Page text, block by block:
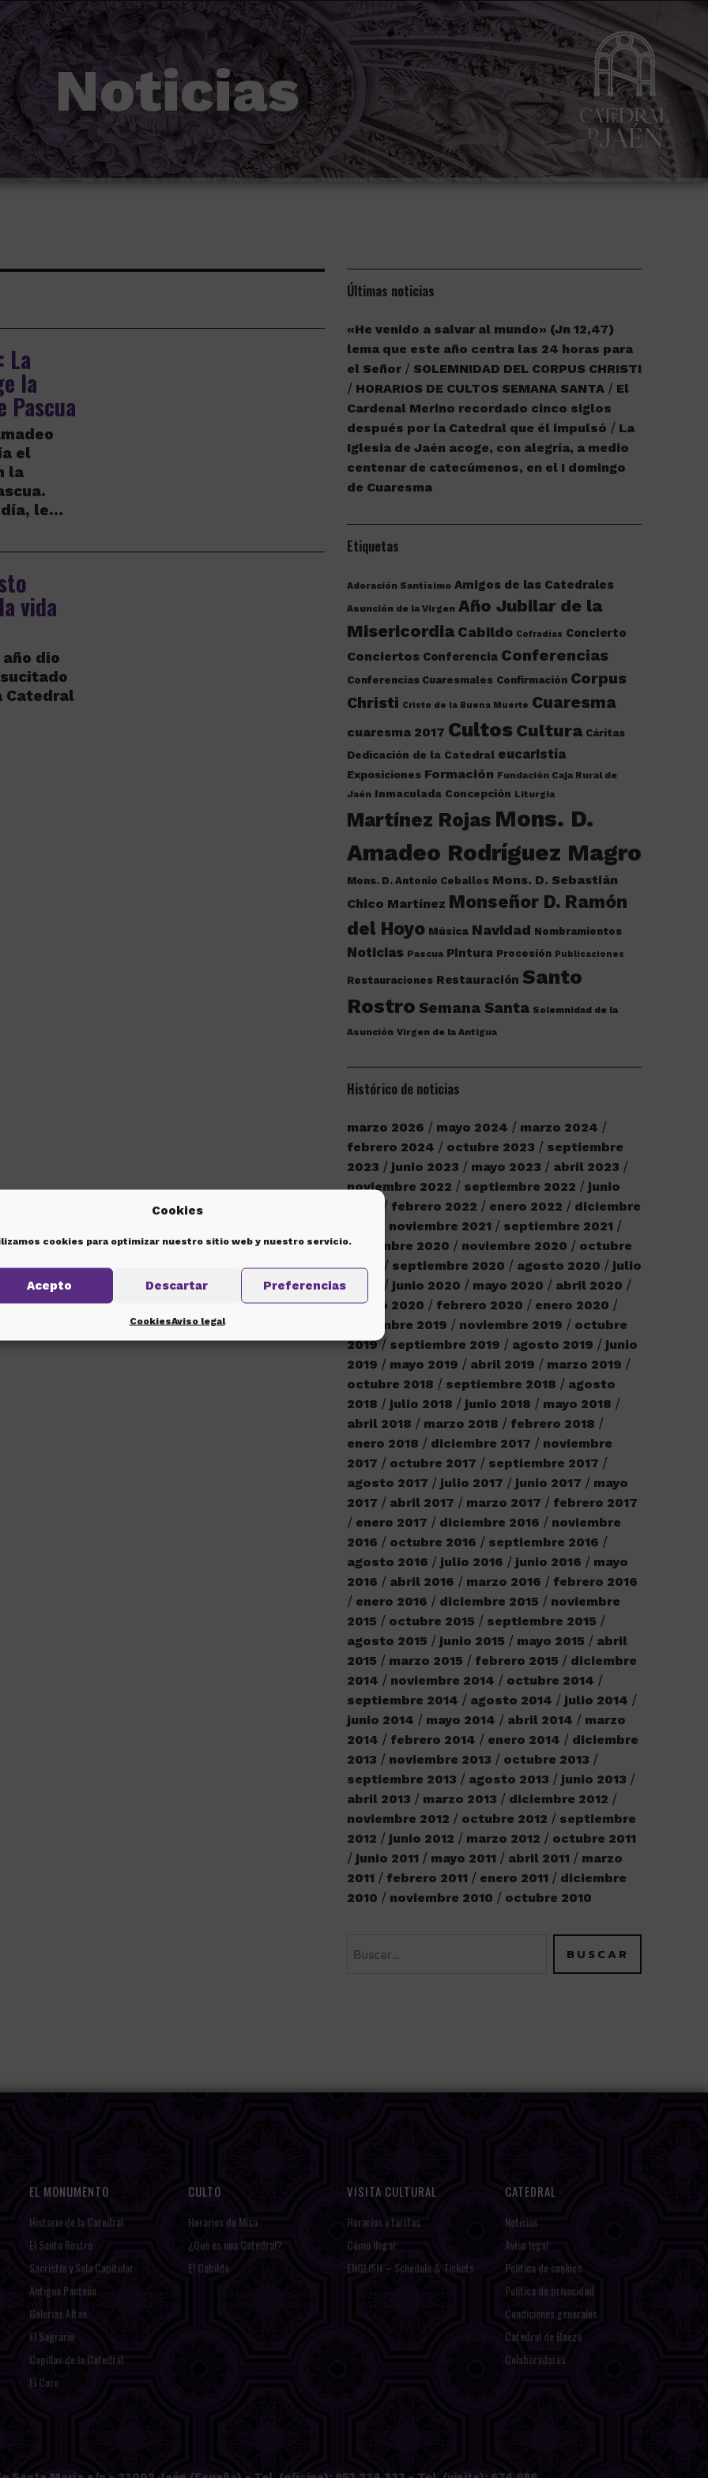
Cookies
cookies para optimizar nuestro sitio web y nuestro servicio.
Acepto Descartar Preferencias
CookiesAviso legal
Noticias
La
la
Pascua
el
la
le…
vida
dio
Catedral
Últimas noticias
«He venido a salvar al mundo» (Jn 12,47)
lema que este año centra las 24 horas para
el Señor
SOLEMNIDAD DEL CORPUS CHRISTI
HORARIOS DE CULTOS SEMANA SANTA
El
Cardenal Merino recordado cinco siglos
después por la Catedral que él impulsó
La
Iglesia de Jaén acoge, con alegría, a medio
centenar de catecúmenos, en el I domingo
de Cuaresma
Etiquetas
Adoración Santísimo Amigos de las Catedrales
Asunción de la Virgen Año Jubilar de la
Misericordia Cabildo Cofradías Concierto
Conciertos Conferencia Conferencias
Conferencias Cuaresmales Confirmación Corpus
Christi Cristo de la Buena Muerte Cuaresma
cuaresma 2017 Cultos Cultura Cáritas
Dedicación de la Catedral eucaristía
Exposiciones Formación Fundación Caja Rural de
Jaén Inmaculada Concepción Liturgia
Martínez Rojas Mons. D.
Amadeo Rodríguez Magro
Mons. D. Antonio Ceballos Mons. D. Sebastián
Chico Martínez Monseñor D. Ramón
del Hoyo Música Navidad Nombramientos
Noticias Pascua Pintura Procesión Publicaciones
Restauraciones Restauración Santo
Rostro Semana Santa Solemnidad de la
Asunción Virgen de la Antigua
Histórico de noticias
marzo 2026 mayo 2024
marzo 2024
febrero 2024
octubre 2023
septiembre
2023
junio 2023 mayo 2023
abril 2023
noviembre 2022
septiembre 2022
junio
febrero 2022 enero 2022
diciembre
noviembre 2021
septiembre 2021
diciembre 2020
noviembre 2020
octubre
2020
septiembre 2020 agosto 2020
julio
junio 2020 mayo 2020
abril 2020
marzo 2020
febrero 2020
enero 2020
diciembre 2019
noviembre 2019
octubre
2019
septiembre 2019 agosto 2019
junio
2019
mayo 2019 abril 2019
marzo 2019
octubre 2018
septiembre 2018
agosto
2018
julio 2018 junio 2018
mayo 2018
abril 2018
marzo 2018
febrero 2018
enero 2018
diciembre 2017
noviembre
2017
octubre 2017
septiembre 2017
agosto 2017
julio 2017 junio 2017
mayo
2017
abril 2017 marzo 2017
febrero 2017
enero 2017
diciembre 2016
noviembre
2016
octubre 2016
septiembre 2016
agosto 2016
julio 2016 junio 2016
mayo
2016
abril 2016 marzo 2016
febrero 2016
enero 2016
diciembre 2015
noviembre
2015
octubre 2015
septiembre 2015
agosto 2015
junio 2015 mayo 2015
abril
2015
marzo 2015 febrero 2015
diciembre
2014
noviembre 2014
octubre 2014
septiembre 2014
agosto 2014
julio 2014
junio 2014
mayo 2014 abril 2014
marzo
2014
febrero 2014 enero 2014
diciembre
2013
noviembre 2013
octubre 2013
septiembre 2013
agosto 2013
junio 2013
abril 2013
marzo 2013
diciembre 2012
noviembre 2012
octubre 2012
septiembre
2012
junio 2012 marzo 2012
octubre 2011
junio 2011
mayo 2011 abril 2011
marzo
2011
febrero 2011 enero 2011
diciembre
2010
noviembre 2010 octubre 2010
EL MONUMENTO
Historia de la Catedral
El Santo Rostro
Sacristía y Sala Capitular
Antiguo Panteón
Galerías Altas
El Sagrario
Capillas de la Catedral
El Coro
CULTO
Horarios de Misa
¿Qué es una Catedral?
El Cabildo
VISITA CULTURAL
Horarios y tarifas
Cómo llegar
ENGLISH – Schedule & Tickets
CATEDRAL
Noticias
Aviso legal
Política de cookies
Política de privacidad
Condiciones generales
Catedral de Baeza
Colaboradores